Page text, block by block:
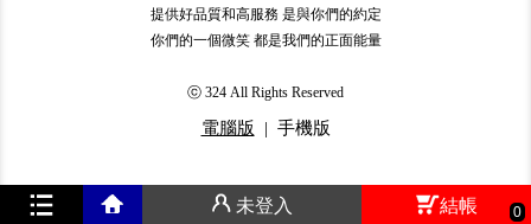
未登入 結帳 0
提供好品質和高服務 是與你們的約定
你們的一個微笑 都是我們的正面能量
ⓒ 324 All Rights Reserved
電腦版 | 手機版